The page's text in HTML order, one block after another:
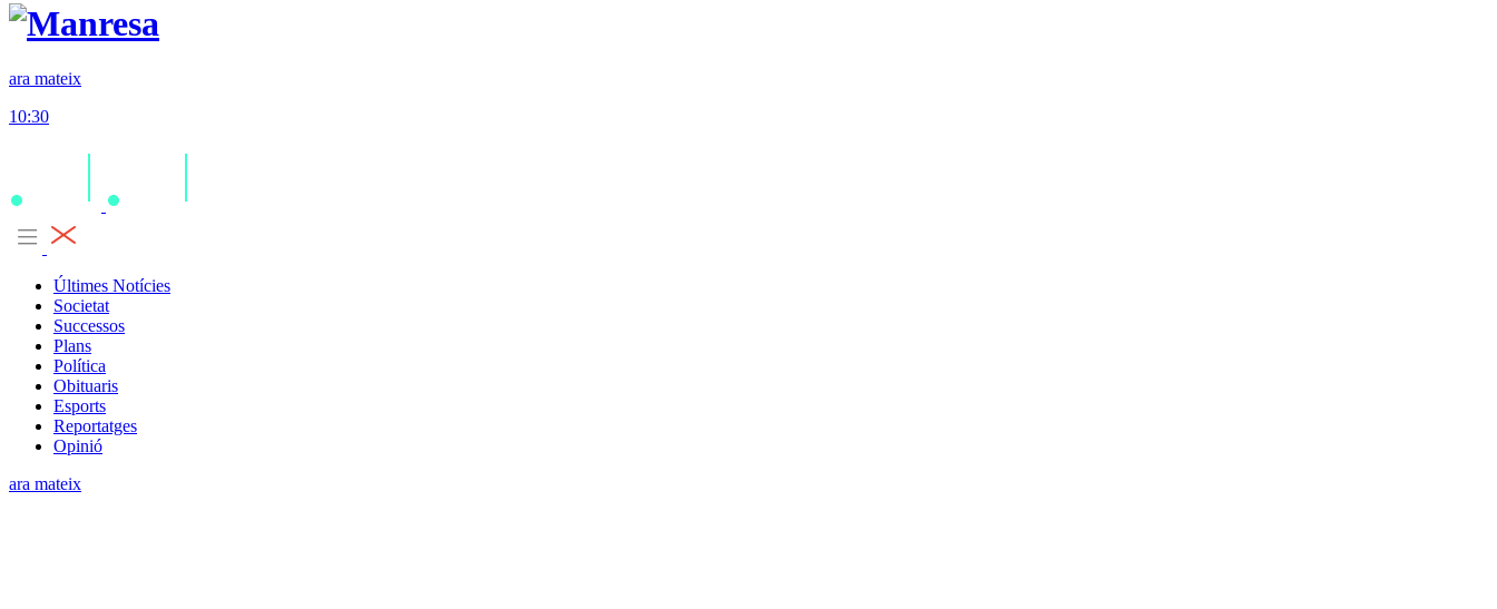
ara mateix
10:30
Últimes Notícies
Societat
Successos
Plans
Política
Obituaris
Esports
Reportatges
Opinió
ara mateix